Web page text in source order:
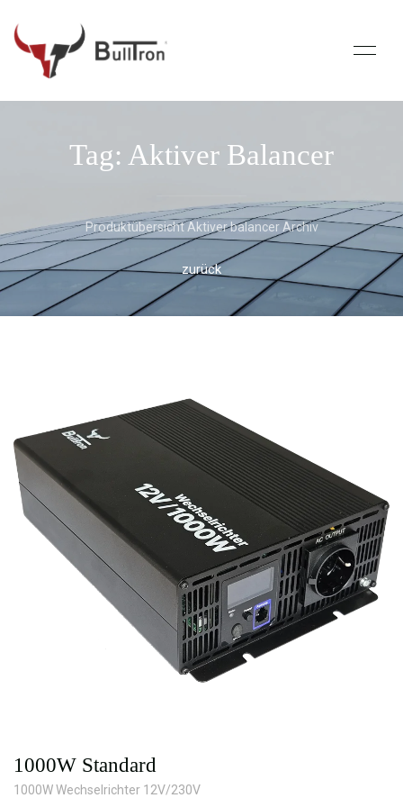
Tag: Aktiver Balancer
Produktübersicht Aktiver balancer Archiv
zurück
1000W Standard
1000W Wechselrichter 12V/230V